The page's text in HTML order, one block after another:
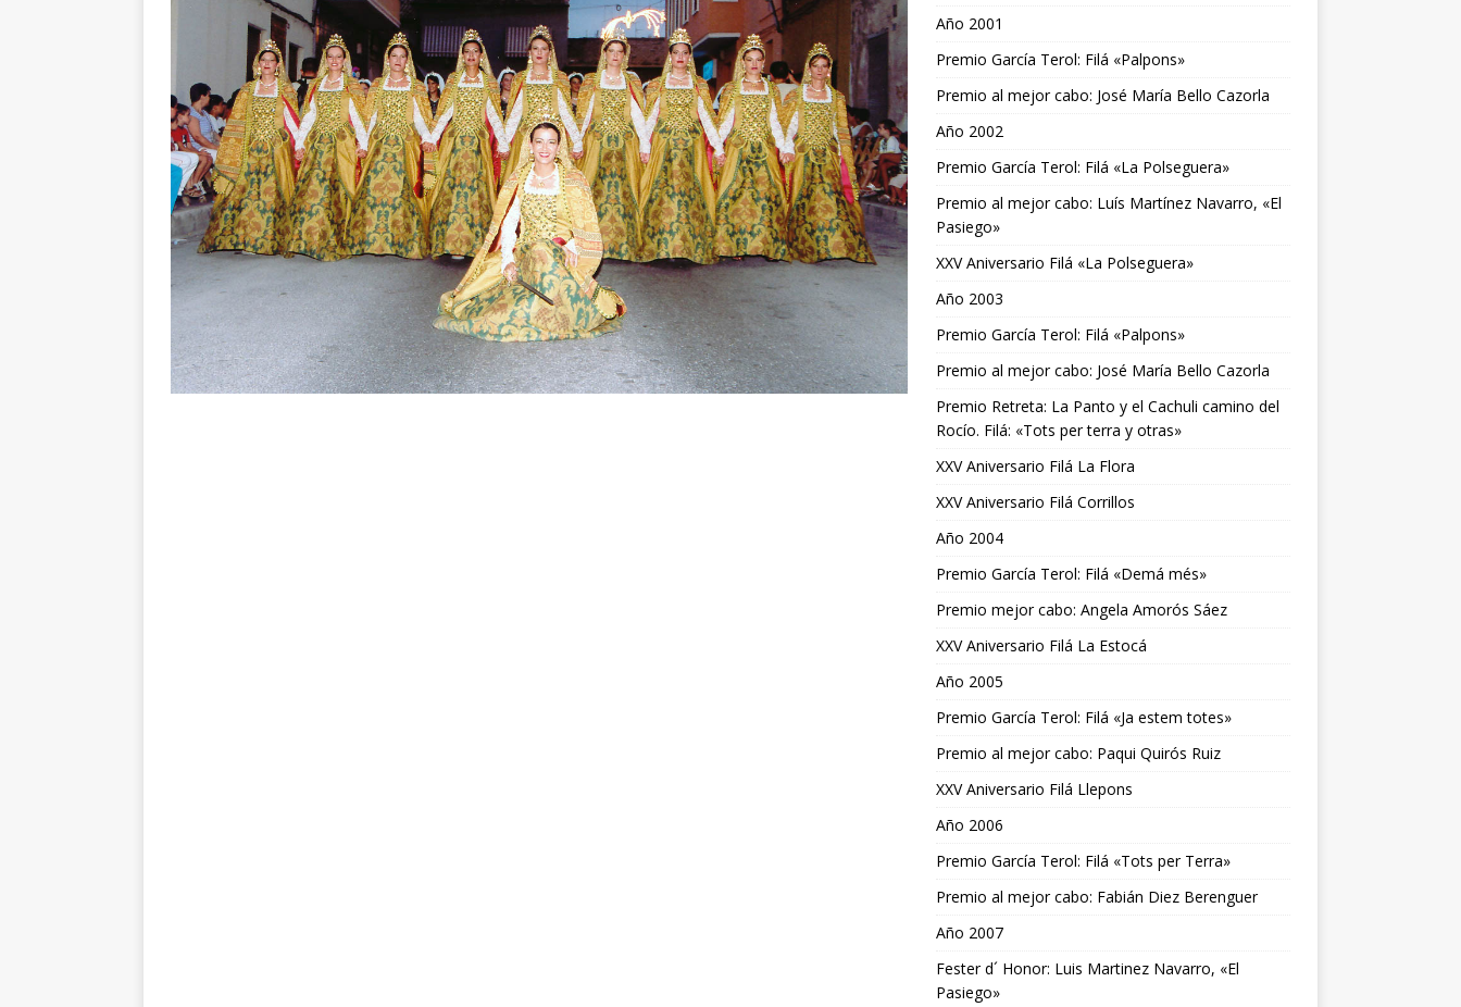
Año 2001
Premio García Terol: Filá «Palpons»
Premio al mejor cabo: José María Bello Cazorla
Año 2002
Premio García Terol: Filá «La Polseguera»
Premio al mejor cabo: Luís Martínez Navarro, «El
Pasiego»
XXV Aniversario Filá «La Polseguera»
Año 2003
Premio García Terol: Filá «Palpons»
Premio al mejor cabo: José María Bello Cazorla
Premio Retreta: La Panto y el Cachuli camino del
Rocío. Filá: «Tots per terra y otras»
XXV Aniversario Filá La Flora
XXV Aniversario Filá Corrillos
Año 2004
Premio García Terol: Filá «Demá més»
Premio mejor cabo: Angela Amorós Sáez
XXV Aniversario Filá La Estocá
Año 2005
Premio García Terol: Filá «Ja estem totes»
Premio al mejor cabo: Paqui Quirós Ruiz
XXV Aniversario Filá Llepons
Año 2006
Premio García Terol: Filá «Tots per Terra»
Premio al mejor cabo: Fabián Diez Berenguer
Año 2007
Fester d´ Honor: Luis Martinez Navarro, «El
Pasiego»